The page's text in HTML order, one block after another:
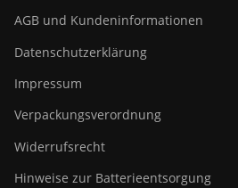
AGB und Kundeninformationen
Datenschutzerklärung
Impressum
Verpackungsverordnung
Widerrufsrecht
Hinweise zur Batterieentsorgung